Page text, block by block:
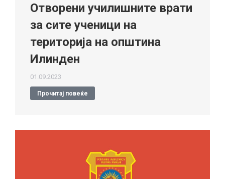
Отворени училишните врати
за сите ученици на
територија на општина
Илинден
01.09.2023
Прочитај повеќе